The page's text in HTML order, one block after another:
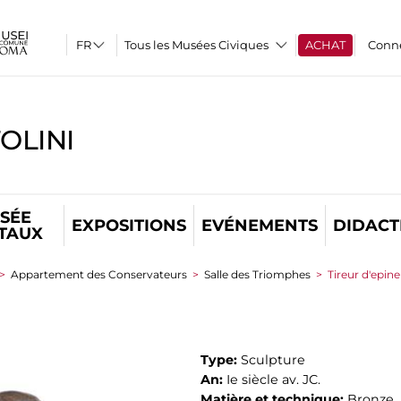
Tous les Musées Civiques ACHAT
EXPOSITIONS EVÉNEMENTS
> Appartement des Conservateurs > Salle des Triomphes > Tireur d'epine
Type: Sculpture
An: Ie siècle av. JC.